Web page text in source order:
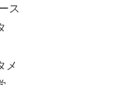
ス
メ